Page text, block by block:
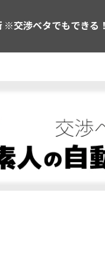
※交渉ベタでもできる